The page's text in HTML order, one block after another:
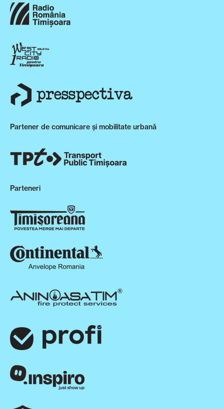
Partener de comunicare și mobilitate urbană
Parteneri